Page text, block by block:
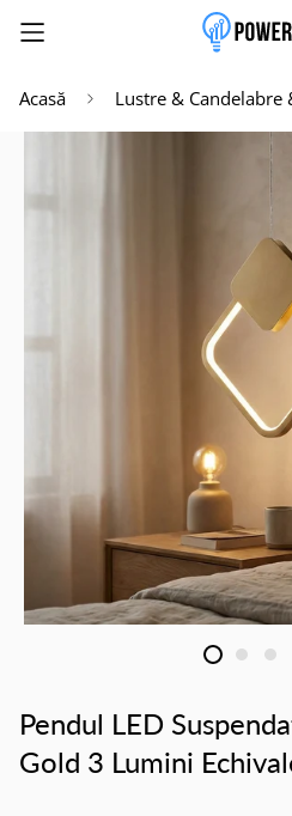
Acasă Lustre & Candelabre
Pendul LED
Gold 3 Lumini